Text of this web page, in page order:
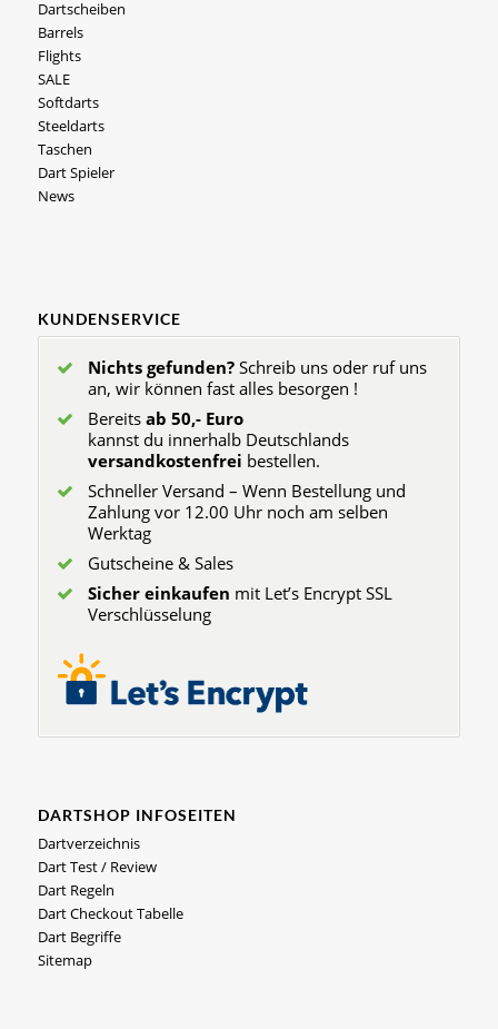
Dartscheiben
Barrels
Flights
SALE
Softdarts
Steeldarts
Taschen
Dart Spieler
News
KUNDENSERVICE
Nichts gefunden?Schreib uns oder ruf uns
an, wir können fast alles besorgen !
Bereits ab 50,- Euro
kannst du innerhalb Deutschlands
versandkostenfrei bestellen.
Schneller Versand – Wenn Bestellung und
Zahlung vor 12.00 Uhr noch am selben
Werktag
Gutscheine & Sales
Sicher einkaufen mit Let’s Encrypt SSL
Verschlüsselung
DARTSHOP INFOSEITEN
Dartverzeichnis
Dart Test / Review
Dart Regeln
Dart Checkout Tabelle
Dart Begriffe
Sitemap